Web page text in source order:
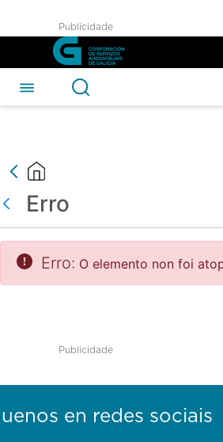
Skip to Main Content
test - CSAG
Publicidade
Erro
Erro: O elemento non foi
Publicidade
en redes sociais